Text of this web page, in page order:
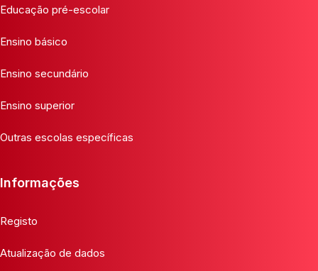
Educação pré-escolar
Ensino básico
Ensino secundário
Ensino superior
Outras escolas específicas
Informações
Registo
Atualização de dados